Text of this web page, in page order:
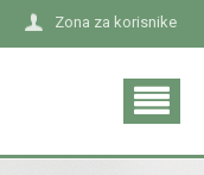
Zona za korisnike